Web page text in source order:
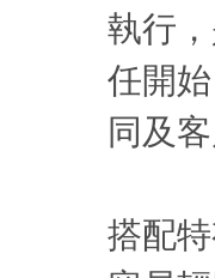
執行
任開
同及
搭配